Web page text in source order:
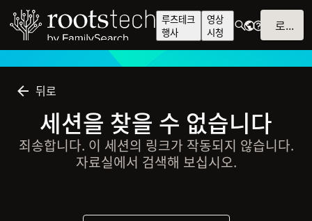
루츠테크
행사
영상
시청
로그인
뒤로
세션을 찾을 수 없습니다
죄송합니다. 이 세션의 링크가 작동되지 않습니다.
자료실에서 검색해 보십시오.